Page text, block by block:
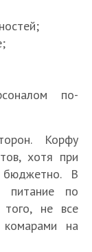
по-
Корфу
хотя при
В
питание по
того, не все
на